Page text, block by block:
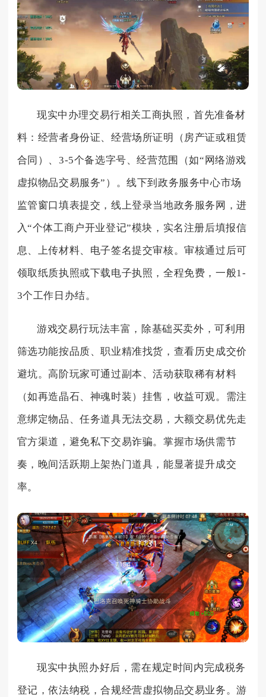
现实中办理交易行相关工商执照，首先准备材
料：经营者身份证、经营场所证明（房产证或租赁
合同）、3-5个备选字号、经营范围（如“网络游戏
虚拟物品交易服务”）。线下到政务服务中心市场
监管窗口填表提交，线上登录当地政务服务网，进
入“个体工商户开业登记”模块，实名注册后填报信
息、上传材料、电子签名提交审核。审核通过后可
领取纸质执照或下载电子执照，全程免费，一般1-
3个工作日办结。
游戏交易行玩法丰富，除基础买卖外，可利用
筛选功能按品质、职业精准找货，查看历史成交价
避坑。高阶玩家可通过副本、活动获取稀有材料
（如再造晶石、神魂时装）挂售，收益可观。需注
意绑定物品、任务道具无法交易，大额交易优先走
官方渠道，避免私下交易诈骗。掌握市场供需节
奏，晚间活跃期上架热门道具，能显著提升成交
率。
现实中执照办好后，需在规定时间内完成税务
登记，依法纳税，合规经营虚拟物品交易业务。游